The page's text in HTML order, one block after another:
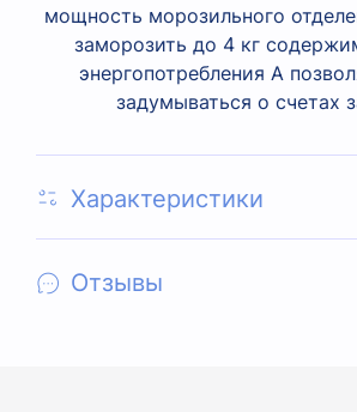
мощность морозильного
заморозить до 4 кг
энергопотребления А
задумываться о счетах
Характеристики
Отзывы